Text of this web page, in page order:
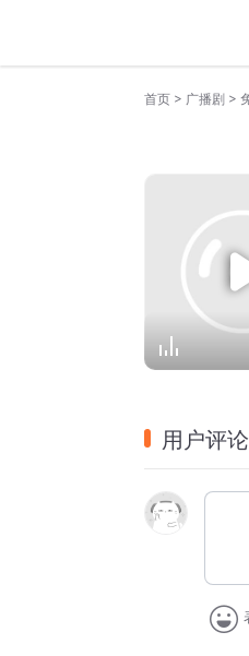
首页 > 广播剧 >
用户评论